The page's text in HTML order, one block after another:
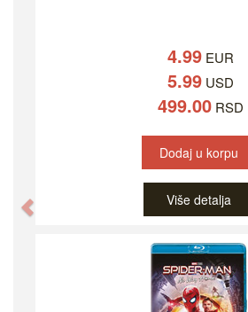
4.99 EUR
5.99 USD
499.00 RSD
Dodaj u korpu
Više detalja